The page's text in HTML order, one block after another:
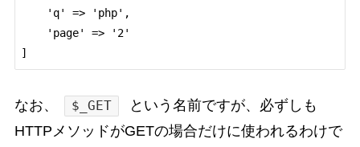
なお、 $_GET
という名前ですが、必ずしも
HTTPメソッドがGETの場合だけに使われるわけで